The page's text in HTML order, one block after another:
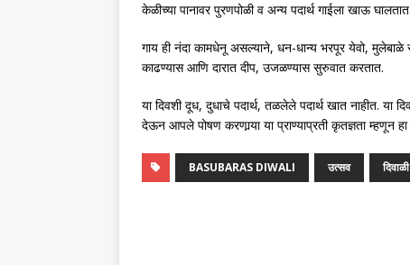
केळीच्या पानावर पुरणपोळी व अन्य पदार्थ गाईला खाऊ घालतात.
गाय ही नंदा कामधेनू असल्याने, धन-धान्य भरपूर येवो, मुलेबाळे
काढण्यास आणि दारात दीप, उजळण्यास सुरुवात करतात.
या दिवशी दूध, दुधाचे पदार्थ, तळलेले पदार्थ खात नाहीत. या
देऊन आपले पोषण करणार्‍या या प्राण्याप्रती कृतज्ञता म्हणून
BASUBARAS DIWALI उत्सव दिवाळी